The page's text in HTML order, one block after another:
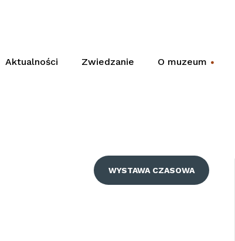
Aktualności
Zwiedzanie
O muzeum
WYSTAWA CZASOWA